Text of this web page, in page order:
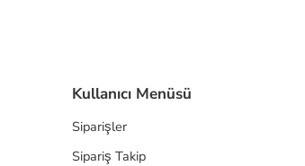
Kullanıcı Menüsü
Siparişler
Sipariş Takip